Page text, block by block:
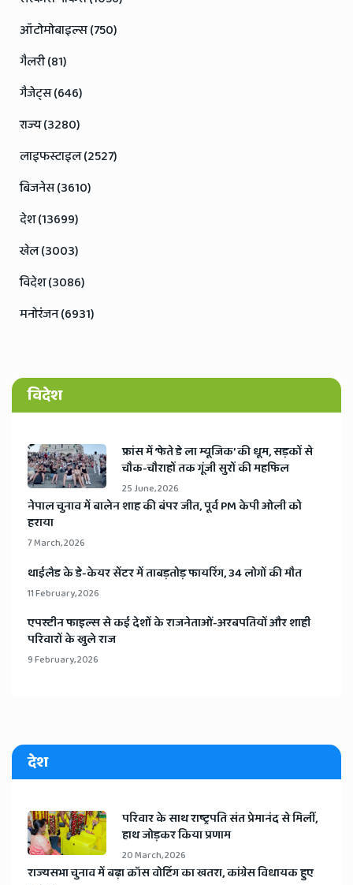
ऑटोमोबाइल्स (750)
गैलरी (81)
गैजेट्स (646)
राज्य (3280)
लाइफस्टाइल (2527)
बिजनेस (3610)
देश (13699)
खेल (3003)
विदेश (3086)
मनोरंजन (6931)
विदेश
​फ्रांस में ‘फेते डे ला म्यूजिक’ की धूम, सड़कों से
चौक-चौराहों तक गूंजी सुरों की महफिल
25 June, 2026
​नेपाल चुनाव में बालेन शाह की बंपर जीत, पूर्व PM केपी ओली को
हराया
7 March, 2026
​थाईलैड के डे-केयर सेंटर में ताबड़तोड़ फायरिंग, 34 लोगों की मौत
11 February, 2026
​एपस्टीन फाइल्स से कई देशों के राजनेताओं-अरबपतियों और शाही
परिवारों के खुले राज
9 February, 2026
देश
​परिवार के साथ राष्ट्रपति संत प्रेमानंद से मिलीं,
हाथ जोड़कर किया प्रणाम
20 March, 2026
​राज्यसभा चुनाव में बढ़ा क्रॉस वोटिंग का खतरा, कांग्रेस विधायक हुए